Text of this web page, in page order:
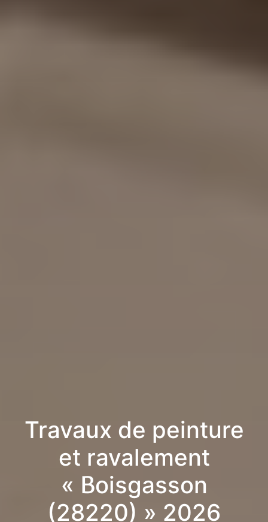
Travaux de peinture
et ravalement
« Boisgasson
(28220) » 2026